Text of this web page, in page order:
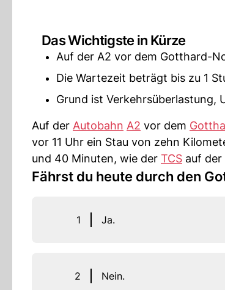
Das Wichtigste in Kürze
Auf der A2 vor dem Gotthard-
Die Wartezeit beträgt bis zu 1
Grund ist Verkehrsüberlastung,
Auf der Autobahn A2 vor dem
vor 11 Uhr ein Stau von zehn
und 40 Minuten, wie der TCS auf
Fährst du heute durch den
1 Ja.
2 Nein.